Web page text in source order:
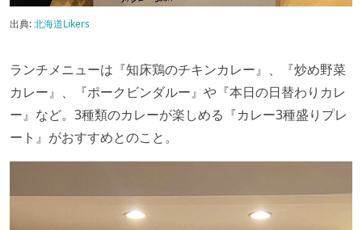
出典:北海道Likers
ランチメニューは『知床鶏のチキンカレー』、『炒め野菜
カレー』、『ポークビンダルー』や『本日の日替わりカレ
ー』など。3種類のカレーが楽しめる『カレー3種盛りプレ
ート』がおすすめとのこと。